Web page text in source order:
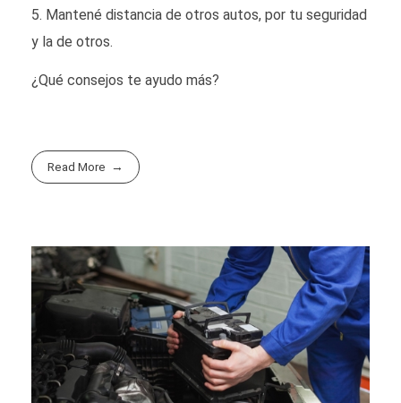
Mantené distancia de otros autos, por tu seguridad
y la de otros.
¿Qué consejos te ayudo más?
Read More